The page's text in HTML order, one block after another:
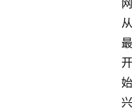
网
从
最
开
始
兴